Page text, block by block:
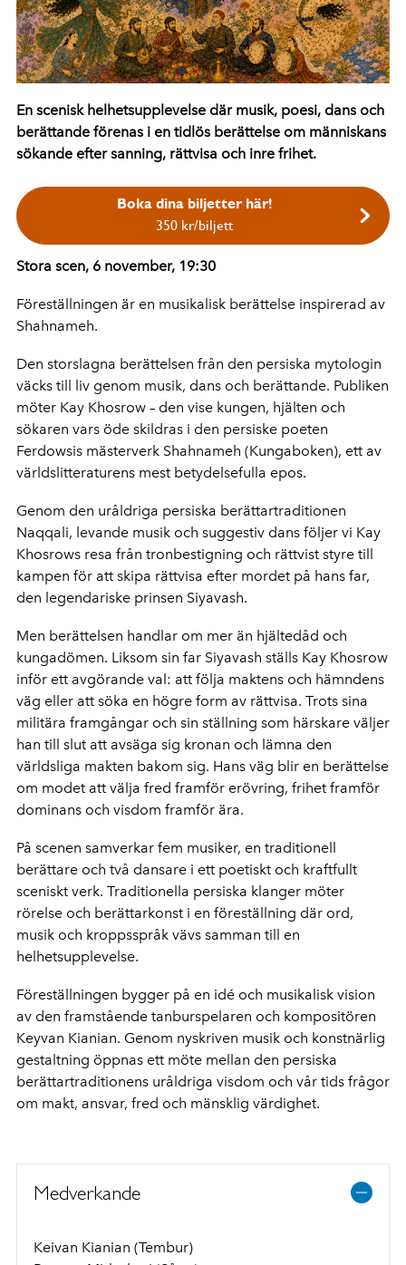
En scenisk helhetsupplevelse där musik, poesi, dans och
berättande förenas i en tidlös berättelse om människans
sökande efter sanning, rättvisa och inre frihet.
Boka dina biljetter här!
350 kr/biljett
Stora scen, 6 november, 19:30
Föreställningen är en musikalisk berättelse inspirerad av
Shahnameh.
Den storslagna berättelsen från den persiska mytologin
väcks till liv genom musik, dans och berättande. Publiken
möter Kay Khosrow – den vise kungen, hjälten och
sökaren vars öde skildras i den persiske poeten
Ferdowsis mästerverk Shahnameh (Kungaboken), ett av
världslitteraturens mest betydelsefulla epos.
Genom den uråldriga persiska berättartraditionen
Naqqali, levande musik och suggestiv dans följer vi Kay
Khosrows resa från tronbestigning och rättvist styre till
kampen för att skipa rättvisa efter mordet på hans far,
den legendariske prinsen Siyavash.
Men berättelsen handlar om mer än hjältedåd och
kungadömen. Liksom sin far Siyavash ställs Kay Khosrow
inför ett avgörande val: att följa maktens och hämndens
väg eller att söka en högre form av rättvisa. Trots sina
militära framgångar och sin ställning som härskare väljer
han till slut att avsäga sig kronan och lämna den
världsliga makten bakom sig. Hans väg blir en berättelse
om modet att välja fred framför erövring, frihet framför
dominans och visdom framför ära.
På scenen samverkar fem musiker, en traditionell
berättare och två dansare i ett poetiskt och kraftfullt
sceniskt verk. Traditionella persiska klanger möter
rörelse och berättarkonst i en föreställning där ord,
musik och kroppsspråk vävs samman till en
helhetsupplevelse.
Föreställningen bygger på en idé och musikalisk vision
av den framstående tanburspelaren och kompositören
Keyvan Kianian. Genom nyskriven musik och konstnärlig
gestaltning öppnas ett möte mellan den persiska
berättartraditionens uråldriga visdom och vår tids frågor
om makt, ansvar, fred och mänsklig värdighet.
Medverkande
Keivan Kianian (Tembur)